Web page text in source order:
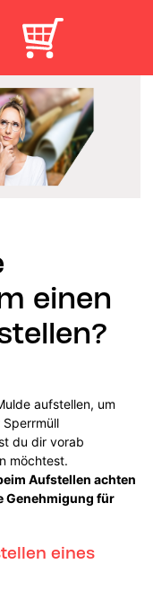
einen
aufstellen, um
du dir vorab
möchtest.
Aufstellen achten
Genehmigung für
eines